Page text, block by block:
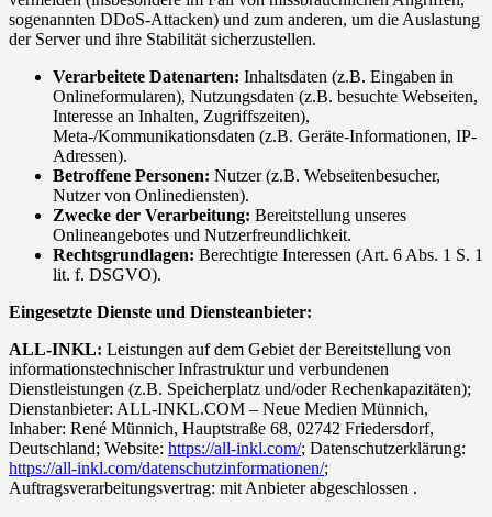
sogenannten DDoS-Attacken) und zum anderen, um die Auslastung
der Server und ihre Stabilität sicherzustellen.
Verarbeitete Datenarten: Inhaltsdaten (z.B. Eingaben in
Onlineformularen), Nutzungsdaten (z.B. besuchte Webseiten,
Interesse an Inhalten, Zugriffszeiten),
Meta-/Kommunikationsdaten (z.B. Geräte-Informationen, IP-
Adressen).
Betroffene Personen: Nutzer (z.B. Webseitenbesucher,
Nutzer von Onlinediensten).
Zwecke der Verarbeitung: Bereitstellung unseres
Onlineangebotes und Nutzerfreundlichkeit.
Rechtsgrundlagen: Berechtigte Interessen (Art. 6 Abs. 1 S. 1
lit. f. DSGVO).
Eingesetzte Dienste und Diensteanbieter:
ALL-INKL: Leistungen auf dem Gebiet der Bereitstellung von
informationstechnischer Infrastruktur und verbundenen
Dienstleistungen (z.B. Speicherplatz und/oder Rechenkapazitäten);
Dienstanbieter: ALL-INKL.COM – Neue Medien Münnich,
Inhaber: René Münnich, Hauptstraße 68, 02742 Friedersdorf,
Deutschland; Website: https://all-inkl.com/; Datenschutzerklärung:
https://all-inkl.com/datenschutzinformationen/;
Auftragsverarbeitungsvertrag: mit Anbieter abgeschlossen .